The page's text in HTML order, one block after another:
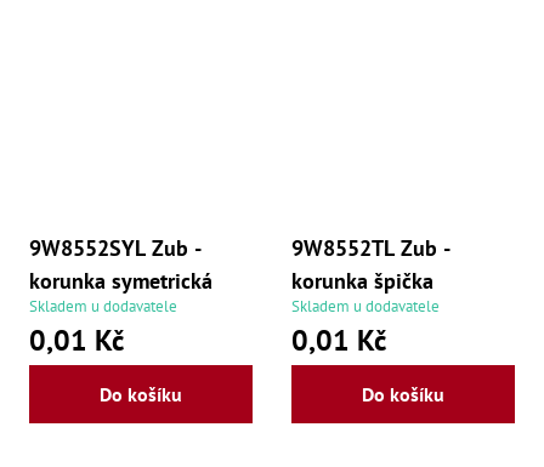
9W8552SYL Zub -
korunka symetrická
Skladem u dodavatele
0,01 Kč
Do košíku
9W8552TL Zub -
korunka špička
Skladem u dodavatele
0,01 Kč
Do košíku